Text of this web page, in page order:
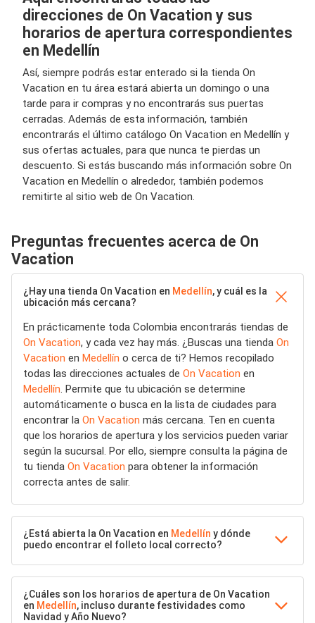
direcciones de On Vacation y sus
horarios de apertura correspondientes
en Medellín
Así, siempre podrás estar enterado si la tienda On
Vacation en tu área estará abierta un domingo o una
tarde para ir compras y no encontrarás sus puertas
cerradas. Además de esta información, también
encontrarás el último catálogo On Vacation en Medellín y
sus ofertas actuales, para que nunca te pierdas un
descuento. Si estás buscando más información sobre On
Vacation en Medellín o alrededor, también podemos
remitirte al sitio web de On Vacation.
Preguntas frecuentes acerca de On
Vacation
¿Hay una tienda On Vacation en Medellín, y cuál es la
ubicación más cercana?
En prácticamente toda Colombia encontrarás tiendas de
On Vacation, y cada vez hay más. ¿Buscas una tienda On
Vacation en Medellín o cerca de ti? Hemos recopilado
todas las direcciones actuales de On Vacation en
Medellín. Permite que tu ubicación se determine
automáticamente o busca en la lista de ciudades para
encontrar la On Vacation más cercana. Ten en cuenta
que los horarios de apertura y los servicios pueden variar
según la sucursal. Por ello, siempre consulta la página de
tu tienda On Vacation para obtener la información
correcta antes de salir.
¿Está abierta la On Vacation en Medellín y dónde
puedo encontrar el folleto local correcto?
¿Cuáles son los horarios de apertura de On Vacation
en Medellín, incluso durante festividades como
Navidad y Año Nuevo?